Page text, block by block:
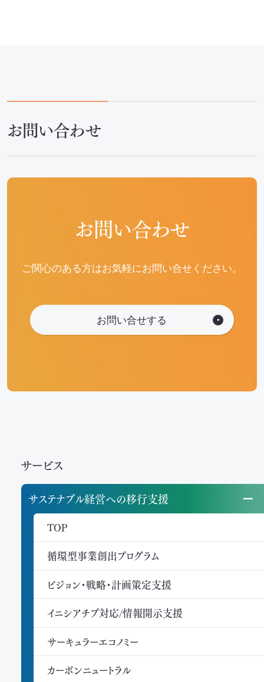
お問い合わせ
お問い合わせ
ご関心のある方はお気軽にお問い合せください。
お問い合せする
サービス
サステナブル経営への移行支援
TOP
循環型事業創出プログラム
ビジョン・戦略・計画策定支援
イニシアチブ対応/情報開示支援
サーキュラーエコノミー
カーボンニュートラル